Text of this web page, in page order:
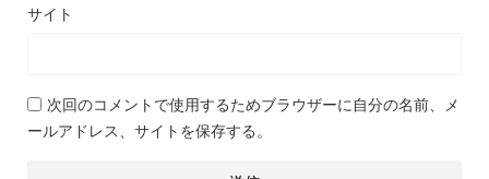
サイト
次回のコメントで使用するためブラウザーに自分の名前、メ
ールアドレス、サイトを保存する。